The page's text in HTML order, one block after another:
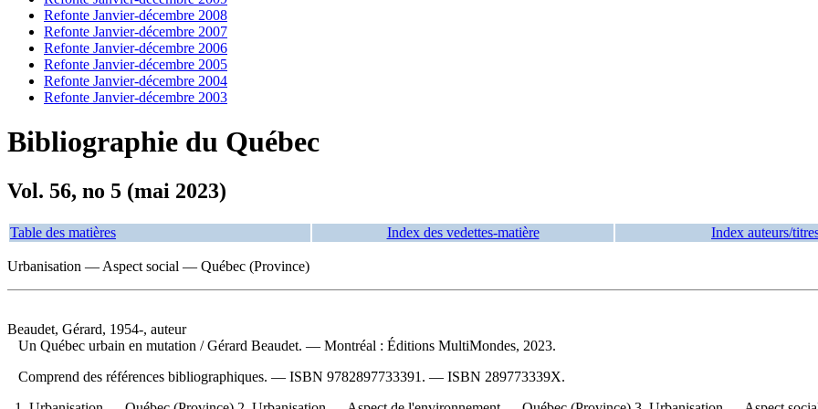
Refonte Janvier-décembre 2008
Refonte Janvier-décembre 2007
Refonte Janvier-décembre 2006
Refonte Janvier-décembre 2005
Refonte Janvier-décembre 2004
Refonte Janvier-décembre 2003
Bibliographie du Québec
Vol. 56, no 5 (mai 2023)
Table des matières Index des vedettes-matière Index auteurs/
Urbanisation — Aspect social — Québec (Province)
Beaudet, Gérard, 1954-, auteur
Un Québec urbain en mutation / Gérard Beaudet. — Montréal : Éditions MultiMondes, 2023.
Comprend des références bibliographiques. — ISBN 9782897733391 . — ISBN 289773339X.